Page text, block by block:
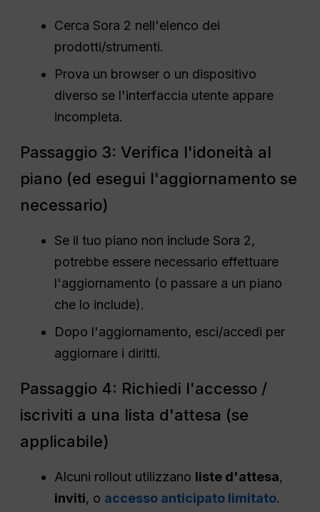
Cerca Sora 2 nell'elenco dei
prodotti/strumenti.
Prova un browser o un dispositivo
diverso se l'interfaccia utente appare
incompleta.
Passaggio 3: Verifica l'idoneità al
piano (ed esegui l'aggiornamento se
necessario)
Se il tuo piano non include Sora 2,
potrebbe essere necessario effettuare
l'aggiornamento (o passare a un piano
che lo include).
Dopo l'aggiornamento, esci/accedi per
aggiornare i diritti.
Passaggio 4: Richiedi l'accesso /
iscriviti a una lista d'attesa (se
applicabile)
Alcuni rollout utilizzano liste d'attesa,
inviti, o accesso anticipato limitato.